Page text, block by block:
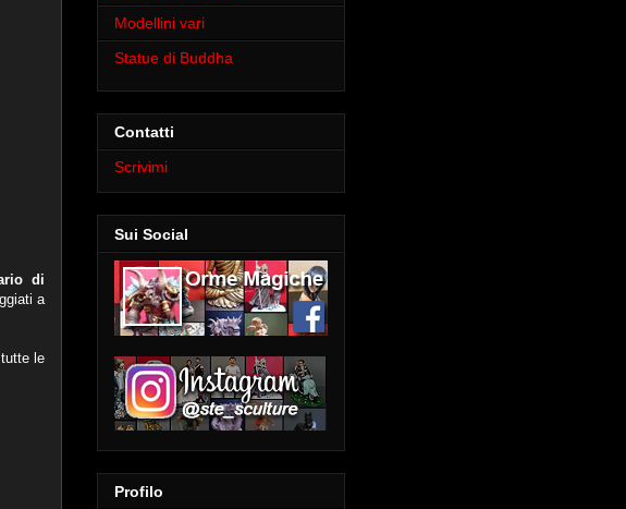
di
a
le
Modellini vari
Statue di Buddha
Contatti
Scrivimi
Sui Social
Profilo